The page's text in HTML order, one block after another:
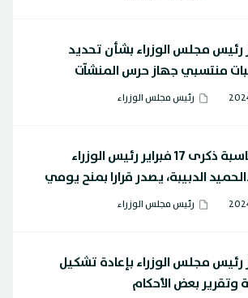
رئيس مجلس الوزراء بشأن تحديد
منتسبي جهاز حرس المنشآت
رئيس مجلس الوزراء
بمناسبة ذكرى 17 فبراير رئيس الوزراء
الدبيبة، يصدر قرارا بمنح يومي
والأحد المقبلين عطلة رسمية
رئيس مجلس الوزراء
رئيس مجلس الوزراء بإعادة تشكيل
بعض الأحكام